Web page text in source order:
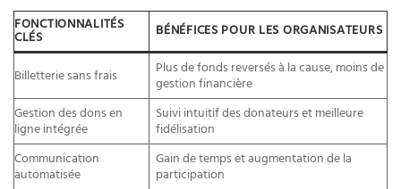
FONCTIONNALITÉS
CLÉS BÉNÉFICES POUR LES ORGANISATEURS
Billetterie sans frais
Plus de fonds reversés à la cause, moins de
gestion financière
Gestion des dons en
ligne intégrée
Suivi intuitif des donateurs et meilleure
fidélisation
Communication
automatisée
Gain de temps et augmentation de la
participation